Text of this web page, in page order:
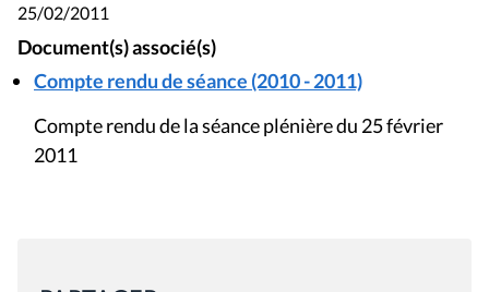
25/02/2011
Document(s) associé(s)
Compte rendu de séance (2010 - 2011)
Compte rendu de la séance plénière du 25 février
2011